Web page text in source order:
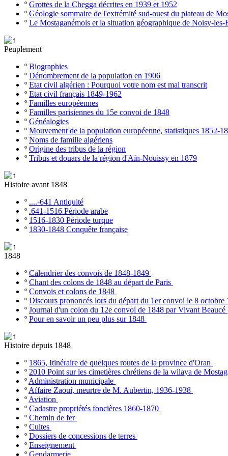
º Grottes de la Chegga décrites en 1939 et 1952
º Géologie sommaire de l'extrémité sud-ouest du plateau de
º Le Mostaganémois et la situation géographique de Noisy-les-
Peuplement
º Biographies
º Dénombrement de la population en 1906
º Etat civil algérien : Pourquoi votre nom est mal transcrit
º Etat civil français 1849-1962
º Familles européennes
º Familles parisiennes du 15e convoi de 1848
º Généalogies
º Mouvement de la population européenne, statistiques 1852-
º Noms de famille algériens
º Origine des tribus de la région
º Tribus et douars de la région d'Aïn-Nouissy en 1879
Histoire avant 1848
º ....-641 Antiquité
º .641-1516 Période arabe
º 1516-1830 Période turque
º 1830-1848 Conquête française
1848
º Calendrier des convois de 1848-1849
º Chant des colons de 1848 au départ de Paris
º Convois et colons de 1848
º Discours prononcés lors du départ du 1er convoi le 8 octobre
º Journal d'un colon du 12e convoi de 1848 par Vivant Beaucé
º Pour en savoir un peu plus sur 1848
Histoire depuis 1848
º 1865, Itinéraire de quelques routes de la province d'Oran
º 2010 Point sur les cimetières chrétiens de la wilaya de
º Administration municipale
º Affaire Zaoui, meurtre de M. Aubertin, 1936-1938
º Aviation
º Cadastre propriétés foncières 1860-1870
º Chemin de fer
º Cultes
º Dossiers de concessions de terres
º Enseignement
º Gendarmerie